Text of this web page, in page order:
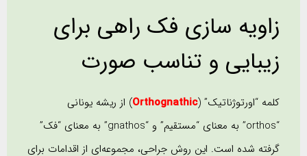
زاویه سازی فک راهی برای
زیبایی و تناسب صورت
کلمه “اورتوژناتیک” (Orthognathic) از ریشه یونانی
“orthos” به معنای “مستقیم” و “gnathos” به معنای “فک”
گرفته شده است. این روش جراحی، مجموعه‌ای از اقدامات برای